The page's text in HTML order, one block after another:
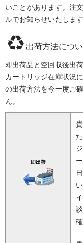
いことがあります。注
ルでお知らせいたしま
出荷方法につ
即出荷品と空回収後出
カートリッジ在庫状況
の出荷方法を今一度ご
ん。